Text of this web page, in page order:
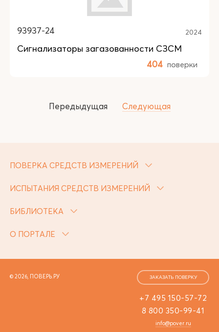
93937-24 2024
Сигнализаторы загазованности СЗСМ
404 поверки
Передыдущая Следующая
ПОВЕРКА СРЕДСТВ ИЗМЕРЕНИЙ
ИСПЫТАНИЯ СРЕДСТВ ИЗМЕРЕНИЙ
БИБЛИОТЕКА
О ПОРТАЛЕ
© 2026, ПОВЕРЬ.РУ
+7 495 150-57-72
8 800 350-99-41
info@pover.ru
ЗАКАЗАТЬ ПОВЕРКУ